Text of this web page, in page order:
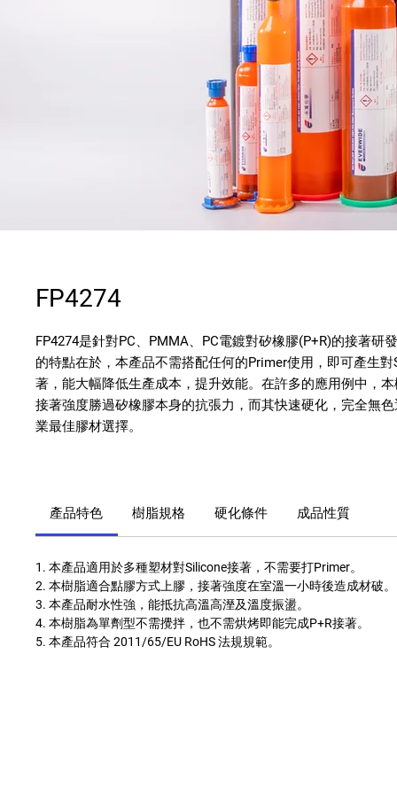
FP4274
FP4274是針對PC、PMMA、PC電鍍對矽橡膠(P+R)的接著研
的特點在於，本產品不需搭配任何的Primer使用，即可產生
著，能大幅降低生產成本，提升效能。在許多的應用例中，
接著強度勝過矽橡膠本身的抗張力，而其快速硬化，完全無
業最佳膠材選擇。
產品特色 樹脂規格 硬化條件 成品性質
1. 本產品適用於多種塑材對Silicone接著，不需要打Primer。
2. 本樹脂適合點膠方式上膠，接著強度在室溫一小時後造成材破。
3. 本產品耐水性強，能抵抗高溫高溼及溫度振盪。
4. 本樹脂為單劑型不需攪拌，也不需烘烤即能完成P+R接著。
5. 本產品符合 2011/65/EU RoHS 法規規範。